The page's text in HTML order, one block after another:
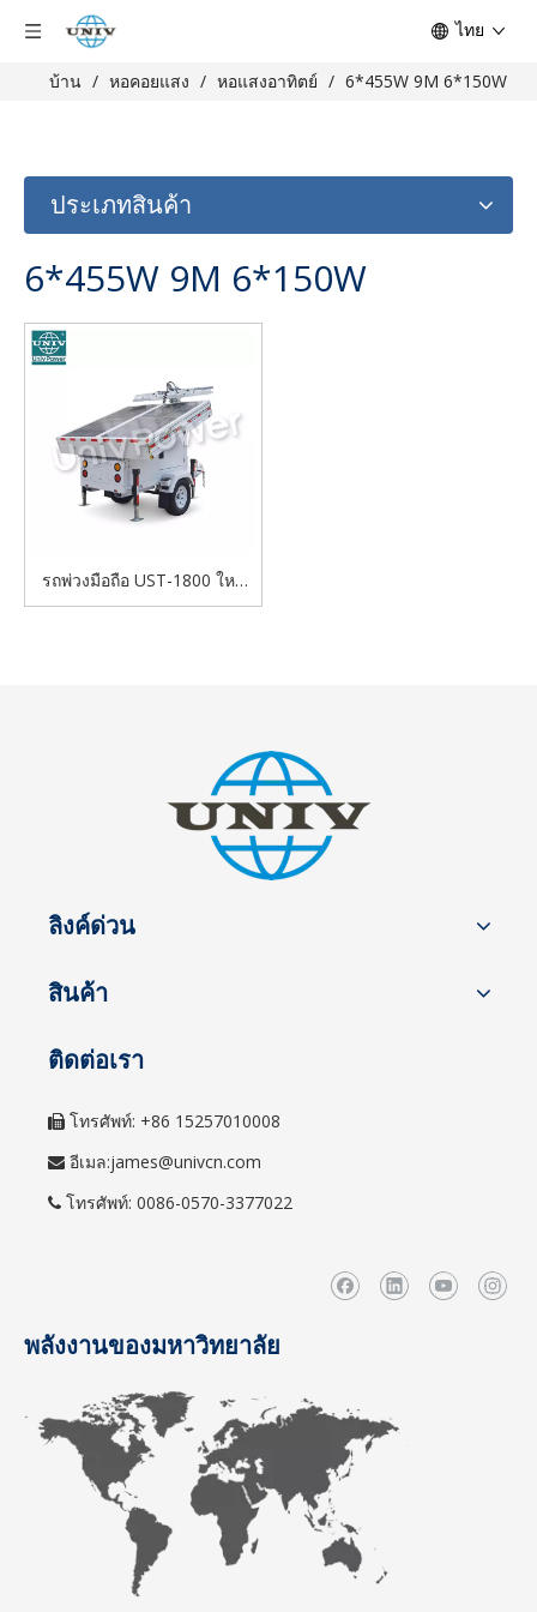
ไทย
บ้าน / หอคอยแสง / หอแสงอาทิตย์ / 6*455W 9M 6*150W
ประเภทสินค้า
6*455W 9M 6*150W
รถพ่วงมือถือ UST-1800 ใหม่
พลังงานแสงอาทิตย์สีเขียว
ลิงค์ด่วน
สินค้า
ติดต่อเรา
 โทรศัพท์: +86 15257010008
 อีเมล:james@univcn.com
 โทรศัพท์: 0086-0570-3377022
พลังงานของมหาวิทยาลัย